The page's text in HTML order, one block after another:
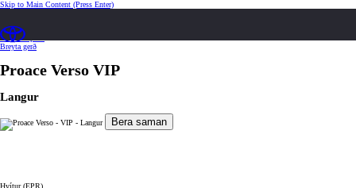
Skip to Main Content (Press Enter)
Hannaðu þinn
Breyta gerð
Proace Verso VIP
Langur
Bera saman
Hvítur (EPR)